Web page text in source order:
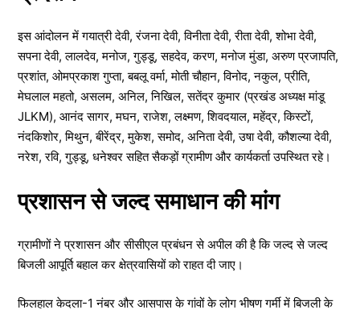
इस आंदोलन में गयात्री देवी, रंजना देवी, विनीता देवी, रीता देवी, शोभा देवी,
सपना देवी, लालदेव, मनोज, गुड्डू, सहदेव, करण, मनोज मुंडा, अरुण प्रजापति,
प्रशांत, ओमप्रकाश गुप्ता, बबलू वर्मा, मोती चौहान, विनोद, नकुल, प्रीति,
मेघलाल महतो, असलम, अनिल, निखिल, सतेंद्र कुमार (प्रखंड अध्यक्ष मांडू
JLKM), आनंद सागर, मघन, राजेश, लक्ष्मण, शिवदयाल, महेंद्र, किस्टों,
नंदकिशोर, मिथुन, बीरेंद्र, मुकेश, समोद, अनिता देवी, उषा देवी, कौशल्या देवी,
नरेश, रवि, गुड्डू, धनेश्वर सहित सैकड़ों ग्रामीण और कार्यकर्ता उपस्थित रहे।
प्रशासन से जल्द समाधान की मांग
ग्रामीणों ने प्रशासन और सीसीएल प्रबंधन से अपील की है कि जल्द से जल्द
बिजली आपूर्ति बहाल कर क्षेत्रवासियों को राहत दी जाए।
फिलहाल केदला-1 नंबर और आसपास के गांवों के लोग भीषण गर्मी में बिजली के